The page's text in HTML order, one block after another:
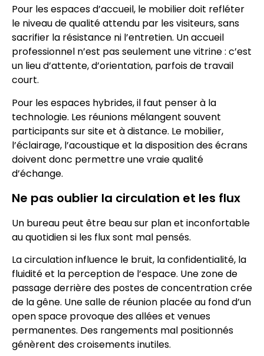
Pour les espaces d’accueil, le mobilier doit refléter
le niveau de qualité attendu par les visiteurs, sans
sacrifier la résistance ni l’entretien. Un accueil
professionnel n’est pas seulement une vitrine : c’est
un lieu d’attente, d’orientation, parfois de travail
court.
Pour les espaces hybrides, il faut penser à la
technologie. Les réunions mélangent souvent
participants sur site et à distance. Le mobilier,
l’éclairage, l’acoustique et la disposition des écrans
doivent donc permettre une vraie qualité
d’échange.
Ne pas oublier la circulation et les flux
Un bureau peut être beau sur plan et inconfortable
au quotidien si les flux sont mal pensés.
La circulation influence le bruit, la confidentialité, la
fluidité et la perception de l’espace. Une zone de
passage derrière des postes de concentration crée
de la gêne. Une salle de réunion placée au fond d’un
open space provoque des allées et venues
permanentes. Des rangements mal positionnés
génèrent des croisements inutiles.